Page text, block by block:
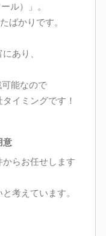
ル）」。
ばかりです。
あり、
能なので
イミングです！
意
らお任せします
考えています。